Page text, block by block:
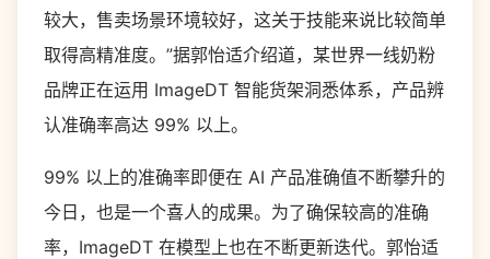
较大，售卖场景环境较好，这关于技能来说比较简单
取得高精准度。”据郭怡适介绍道，某世界一线奶粉
品牌正在运用 ImageDT 智能货架洞悉体系，产品辨
认准确率高达 99% 以上。
99% 以上的准确率即便在 AI 产品准确值不断攀升的
今日，也是一个喜人的成果。为了确保较高的准确
率，ImageDT 在模型上也在不断更新迭代。郭怡适